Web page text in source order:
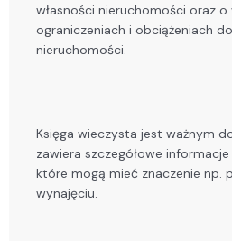
własności nieruchomości oraz o
ograniczeniach i obciążeniach
nieruchomości.
Księga wieczysta jest ważnym
zawiera szczegółowe
które mogą mieć znaczenie np.
wynajęciu.